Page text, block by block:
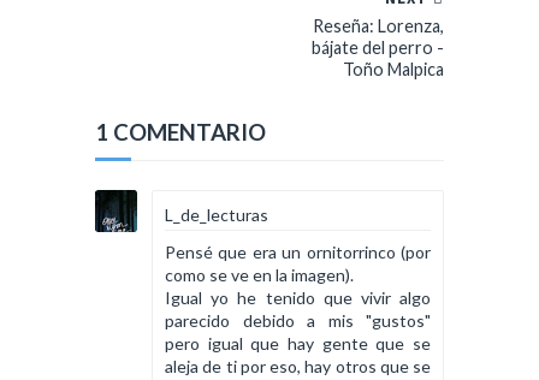
Reseña: Lorenza,
bájate del perro -
Toño Malpica
1 COMENTARIO
L_de_lecturas
Pensé que era un ornitorrinco (por
como se ve en la imagen).
Igual yo he tenido que vivir algo
parecido debido a mis "gustos"
pero igual que hay gente que se
aleja de ti por eso, hay otros que se